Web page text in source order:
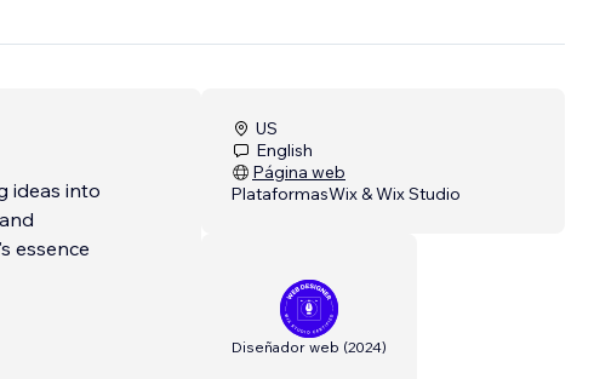
ideas into
essence
that
US
English
Página web
PlataformasWix & Wix Studio
Diseñador web (2024)